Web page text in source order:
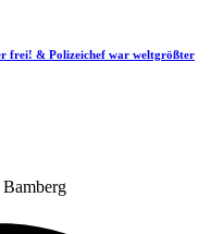
frei! & Polizeichef war weltgrößter